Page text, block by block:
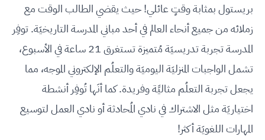
بريستول بمثابة وقتٍ عائلي! حيث يقضي الطالب الوقت مع
زملائه من جميع أنحاء العالم في أحد مباني المدرسة التاريخيَة. توفِر
المدرسة تجربة تدريسيَة مُتميزة تستغرق 21 ساعة في الأسبوع،
تشمل الواجبات المنزليَة اليوميَة والتعلُم الإلكتروني الموجه، مما
يجعل تجربة التعلُم مثاليًة وفريدة. كما أنَها تُوفِر أنشطة
اختياريَة مثل الاشتراك في نادي المُحادثة أو نادي العمل لتوسيع
المهارات اللغويَة أكثر!